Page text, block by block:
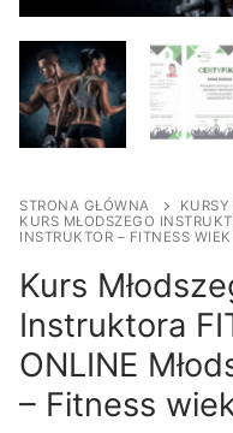
STRONA GŁÓWNA
KURS MŁODSZEGO
INSTRUKTOR – FITNESS
Kurs
Instruktora
ONLINE
– Fitness